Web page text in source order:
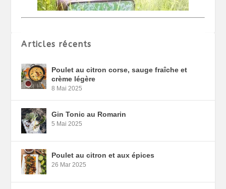
Articles récents
Poulet au citron corse, sauge fraîche et
crème légère
8 Mai 2025
Gin Tonic au Romarin
5 Mai 2025
Poulet au citron et aux épices
26 Mar 2025